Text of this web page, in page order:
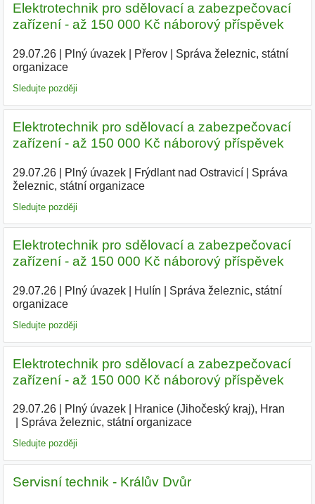
Elektrotechnik pro sdělovací a zabezpečovací
zařízení - až 150 000 Kč náborový příspěvek
29.07.26| Plný úvazek| Přerov|
Správa železnic, státní
organizace
Sledujte později
Elektrotechnik pro sdělovací a zabezpečovací
zařízení - až 150 000 Kč náborový příspěvek
29.07.26| Plný úvazek| Frýdlant nad Ostravicí|
Správa
železnic, státní organizace
Sledujte později
Elektrotechnik pro sdělovací a zabezpečovací
zařízení - až 150 000 Kč náborový příspěvek
29.07.26| Plný úvazek| Hulín
Správa železnic, státní
organizace
Sledujte později
Elektrotechnik pro sdělovací a zabezpečovací
zařízení - až 150 000 Kč náborový příspěvek
29.07.26| Plný úvazek| Hranice (Jihočeský kraj), Hran
Správa železnic, státní organizace
Sledujte později
Servisní technik - Králův Dvůr